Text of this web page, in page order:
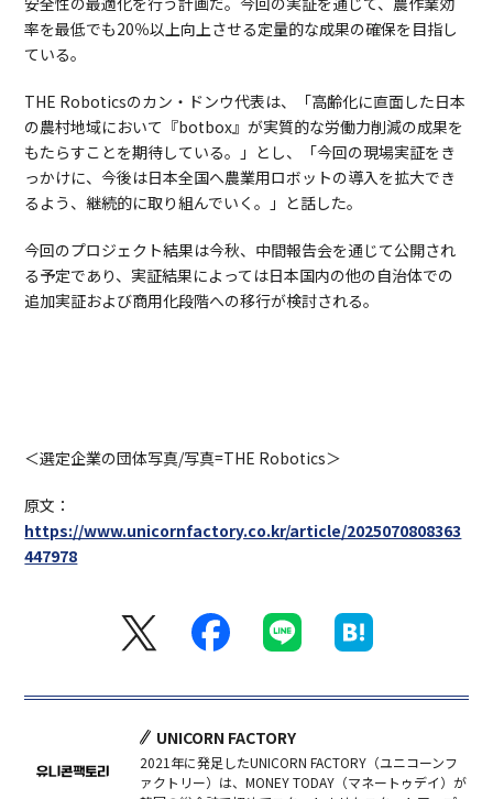
率を最低でも20％以上向上させる定量的な成果の確保を目指し
ている。
THE Roboticsのカン・ドンウ代表は、「高齢化に直面した日本
の農村地域において『botbox』が実質的な労働力削減の成果を
もたらすことを期待している。」とし、「今回の現場実証をき
っかけに、今後は日本全国へ農業用ロボットの導入を拡大でき
るよう、継続的に取り組んでいく。」と話した。
今回のプロジェクト結果は今秋、中間報告会を通じて公開され
る予定であり、実証結果によっては日本国内の他の自治体での
追加実証および商用化段階への移行が検討される。
＜選定企業の団体写真/写真=THE Robotics＞
原文：
https://www.unicornfactory.co.kr/article/2025070808363
447978
UNICORN FACTORY
2021年に発足したUNICORN FACTORY（ユニコーンフ
ァクトリー）は、MONEY TODAY（マネートゥデイ）が